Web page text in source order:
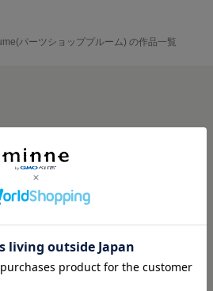
パーツショッププルーム) の作品一覧